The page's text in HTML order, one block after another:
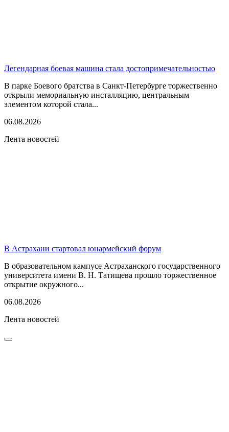
Легендарная боевая машина стала достопримечательностью
В парке Боевого братства в Санкт-Петербурге торжественно
открыли мемориальную инсталляцию, центральным
элементом которой стала...
06.08.2026
Лента новостей
В Астрахани стартовал юнармейский форум
В образовательном кампусе Астраханского государственного
университета имени В. Н. Татищева прошло торжественное
открытие окружного...
06.08.2026
Лента новостей